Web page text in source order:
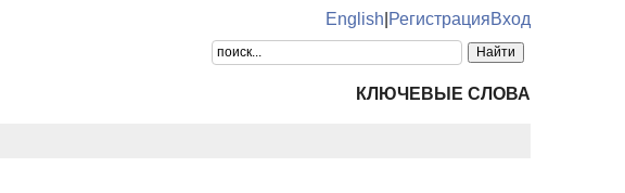
English РегистрацияВход
КЛЮЧЕВЫЕ СЛОВА